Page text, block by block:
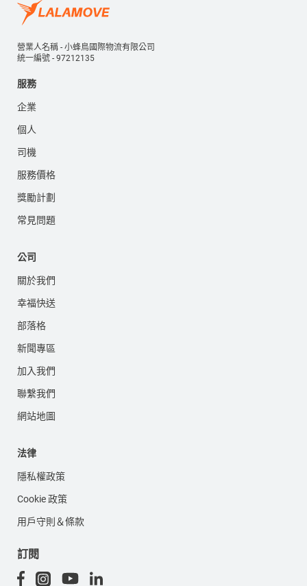
營業人名稱 - 小蜂鳥國際物流有限公司
統一編號 - 97212135
服務
企業
個人
司機
服務價格
獎勵計劃
常見問題
公司
關於我們
幸福快送
部落格
新聞專區
加入我們
聯繫我們
網站地圖
法律
隱私權政策
Cookie 政策
用戶守則＆條款
訂閱